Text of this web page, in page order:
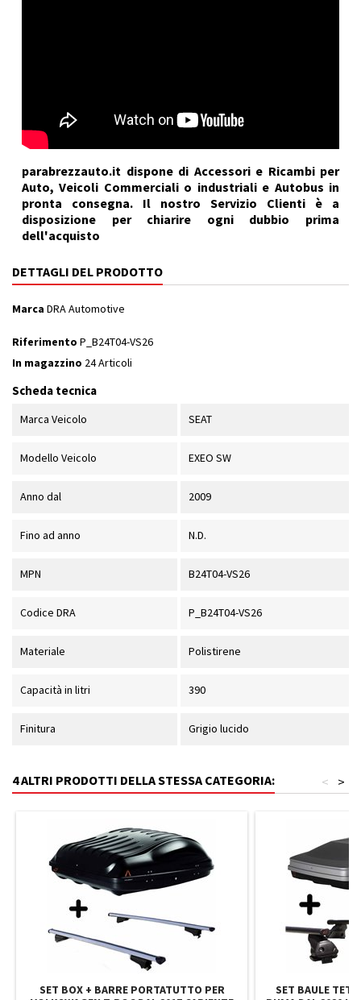
parabrezzauto.it dispone di Accessori e Ricambi per
Auto, Veicoli Commerciali o industriali e Autobus in
pronta consegna. Il nostro Servizio Clienti è a
disposizione per chiarire ogni dubbio prima
dell'acquisto
DETTAGLI DEL PRODOTTO
Marca DRA Automotive
Riferimento P_B24T04-VS26
In magazzino 24 Articoli
Scheda tecnica
Marca Veicolo SEAT
Modello Veicolo EXEO SW
Anno dal 2009
Fino ad anno N.D.
MPN B24T04-VS26
Codice DRA P_B24T04-VS26
Materiale Polistirene
Capacità in litri 390
Finitura Grigio lucido
4 ALTRI PRODOTTI DELLA STESSA CATEGORIA: >
<
SET BOX + BARRE PORTATUTTO PER
SET BAULE